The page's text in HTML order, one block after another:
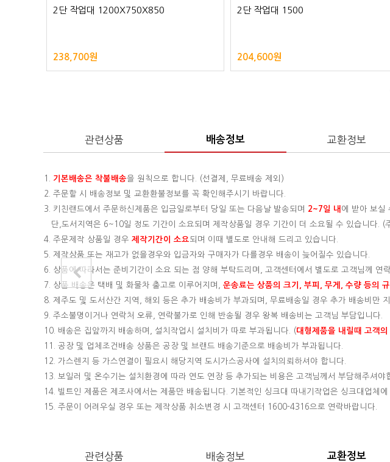
2단 작업대 1200X750X850
238,700원
2단 작업대 1500
204,600원
관련상품 배송정보 교환정보
1. 기본배송은 착불배송을 원칙으로 합니다. (선결제, 무료배송 제외)
2. 주문할 시 배송정보 및 교환환불정보를 꼭 확인해주시기 바랍니다.
3. 키친랜드에서 주문하신제품은 입금일로부터 당일 또는 다음날 발송되며
2~7일 내 에 받아 보실
단,도서지역은 6~10일 정도 기간이 소요되며 제작상품일 경우 기간이 더 소요될 수 있습니다. (
4. 주문제작 상품일 경우 제작기간이 소요 되며 이때 별도로 안내해 드리고 있습니다.
5. 제작상품 또는 재고가 없을경우와 입금자와 구매자가 다를경우 배송이 늦어질수 있습니다.
6. 상품에 따라서는 준비기간이 소요 되는 점 양해 부탁드리며, 고객센터에서 별도로 고객님께 연
7. 상품 배송은 택배 및 화물차 출고로 이루어지며, 운송료는 상품의 크기, 부피, 무게, 수량 등의
8. 제주도 및 도서산간 지역, 해외 등은 추가 배송비가 부과되며, 무료배송일 경우 추가 배송비만
9. 주소불명이거나 연락처 오류, 연락불가로 인해 반송될 경우 왕복 배송비는 고객님 부담입니다.
10. 배송은 집앞까지 배송하며, 설치작업시 설치비가 따로 부과됩니다. (대형제품을 내릴때 고객
11. 공장 및 업체조건배송 상품은 공장 및 브랜드 배송기준으로 배송비가 부과됩니다.
12. 가스렌지 등 가스연결이 필요시 해당지역 도시가스공사에 설치의뢰하셔야 합니다.
13. 보일러 및 온수기는 설치환경에 따라 연도 연장 등 추가되는 비용은 고객님께서 부담해주셔야
14. 빌트인 제품은 제조사에서는 제품만 배송됩니다. 기본적인 싱크대 따내기작업은 싱크대업체
15. 주문이 어려우실 경우 또는 제작상품 취소변경 시 고객센터 1600-4316으로 연락바랍니다.
관련상품 배송정보 교환정보